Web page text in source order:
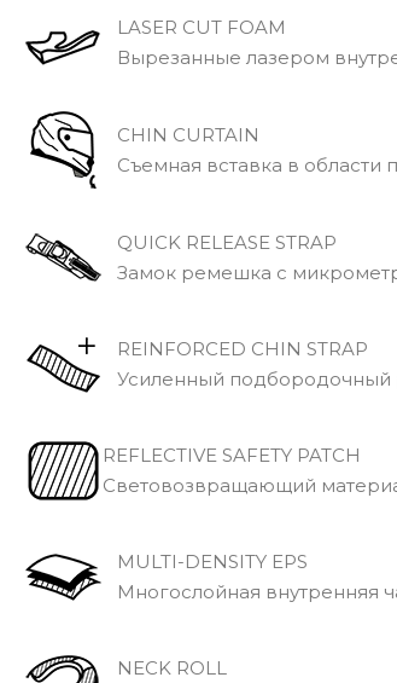
LASER CUT FOAM
Вырезанные лазером
CHIN CURTAIN
Съемная вставка в области
QUICK RELEASE STRAP
Замок ремешка с
REINFORCED CHIN STRAP
Усиленный
REFLECTIVE SAFETY PATCH
Световозвращающий
MULTI-DENSITY EPS
Многослойная внутренняя
NECK ROLL